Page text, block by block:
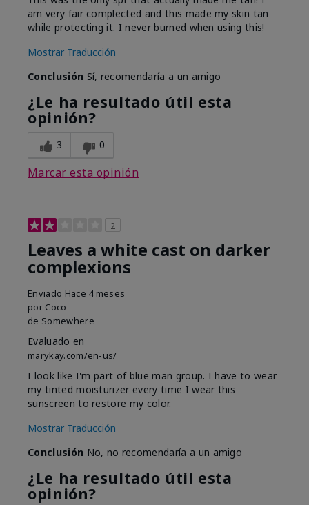
am very fair complected and this made my skin tan
while protecting it. I never burned when using this!
Mostrar Traducción
Conclusión Sí, recomendaría a un amigo
¿Le ha resultado útil esta
opinión?
3 0
Marcar esta opinión
2
Leaves a white cast on darker
complexions
Enviado Hace 4 meses
por Coco
de Somewhere
Evaluado en
marykay.com/en-us/
I look like I'm part of blue man group. I have to wear
my tinted moisturizer every time I wear this
sunscreen to restore my color.
Mostrar Traducción
Conclusión No, no recomendaría a un amigo
¿Le ha resultado útil esta
opinión?